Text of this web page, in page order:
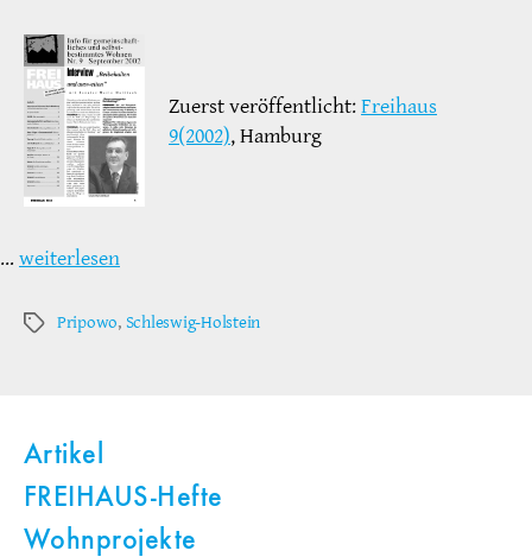
Zuerst veröffentlicht:Freihaus
9(2002), Hamburg
… weiterlesen
Schlagwörter
Pripowo, Schleswig-Holstein
Artikel
FREIHAUS-Hefte
Wohnprojekte